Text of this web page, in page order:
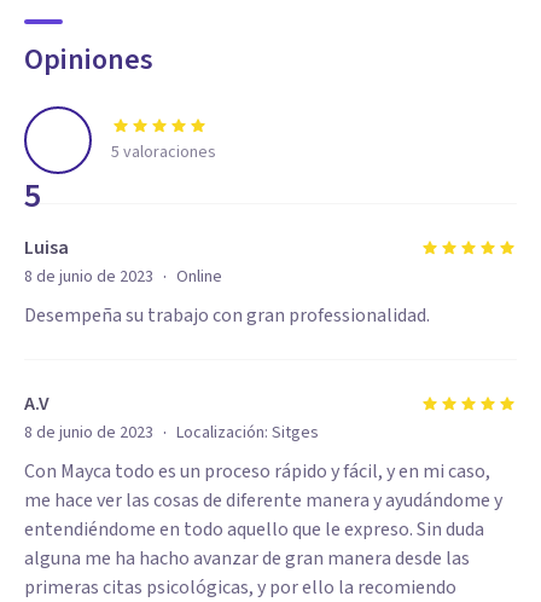
Opiniones
5
5 valoraciones
Luisa
8 de junio de 2023 · Online
Desempeña su trabajo con gran professionalidad.
A.V
8 de junio de 2023 · Localización: Sitges
Con Mayca todo es un proceso rápido y fácil, y en mi caso,
me hace ver las cosas de diferente manera y ayudándome y
entendiéndome en todo aquello que le expreso. Sin duda
alguna me ha hacho avanzar de gran manera desde las
primeras citas psicológicas, y por ello la recomiendo